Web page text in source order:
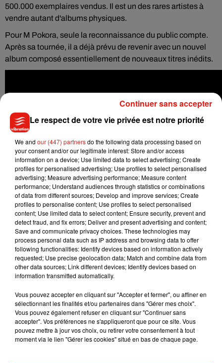
500.000 exemplaires vendus. Il est un des rares artistes à
vendre autant d'albums physiques.
Pour M Pokora, seule la reconnaissance du public compte.
Après sa tournée, il a déjà prévu de revenir avec un nouvel
album composé essentiellement de nouveaux titres inédits.
Musique
7 août 2026
Julien Lieb s’essaye à la vie de chatelain
dans son nouveau clip
Le respect de votre vie privée est notre priorité
We and our (447) partnersdo the following data processing based on
your consent and/or our legitimate interest: Store and/or access
information on a device; Use limited data to select advertising; Create
profiles for personalised advertising; Use profiles to select personalised
advertising; Measure advertising performance; Measure content
performance; Understand audiences through statistics or combinations
of data from different sources; Develop and improve services; Create
profiles to personalise content; Use profiles to select personalised
content; Use limited data to select content; Ensure security, prevent and
detect fraud, and fix errors; Deliver and present advertising and content;
Save and communicate privacy choices. These technologies may
process personal data such as IP address and browsing data to offer
following functionalities: Identify devices based on information actively
requested; Use precise geolocation data; Match and combine data from
other data sources; Link different devices; Identify devices based on
information transmitted automatically.
Vous pouvez accepter en cliquant sur "Accepter et fermer", ou affiner en
sélectionnant les finalités et/ou partenaires dans "Gérer mes choix".
Vous pouvez également refuser en cliquant sur "Continuer sans
accepter". Vos préférences ne s'appliqueront que pour ce site. Vous
pouvez mettre à jour vos choix, ou retirer votre consentement à tout
moment via le lien "Gérer les cookies" situé en bas de chaque page.
Continuer sans accepter